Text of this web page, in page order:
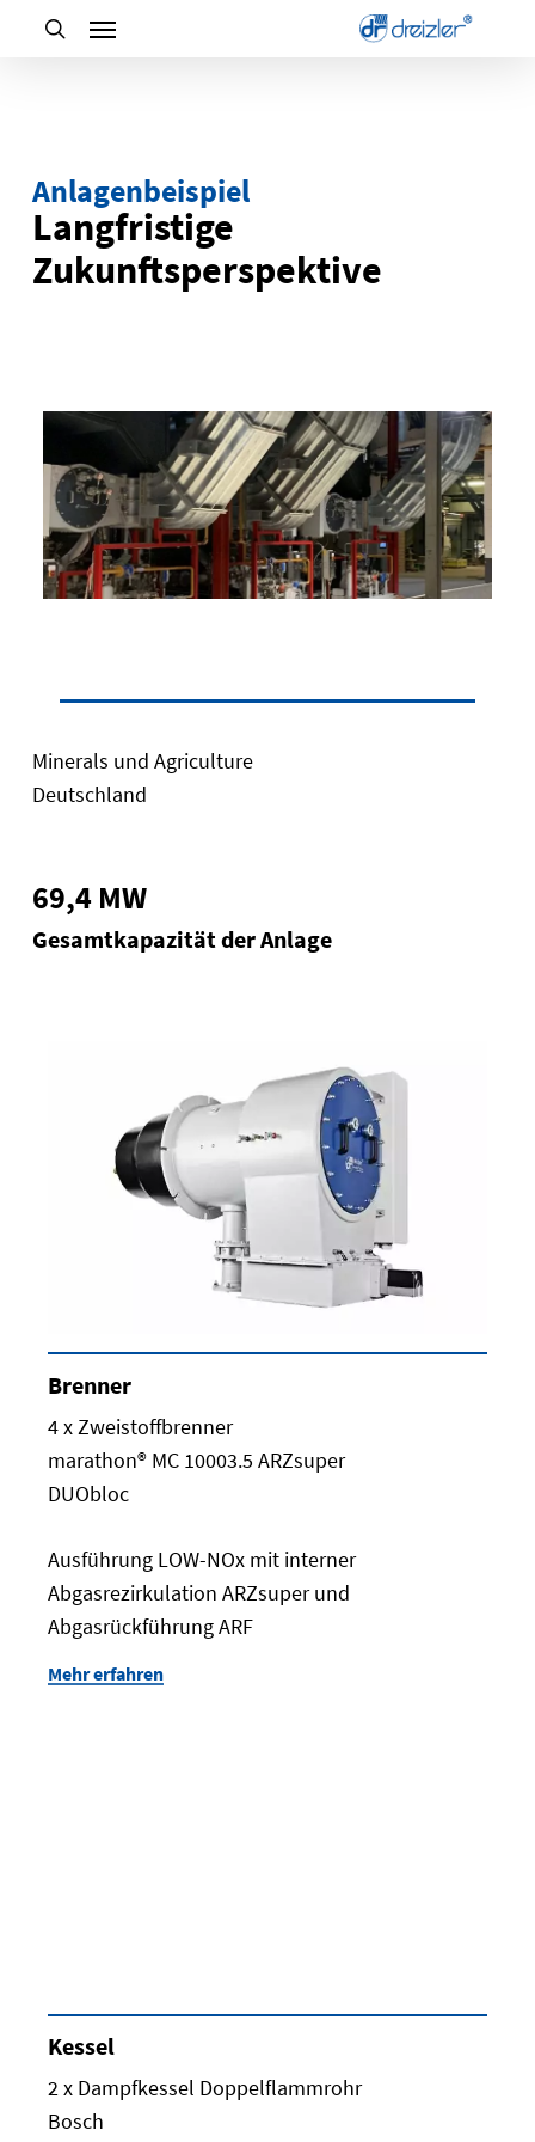
Anlagenbeispiel
Langfristige
Zukunftsperspektive
Minerals und Agriculture
Deutschland
69,4 MW
Gesamtkapazität der Anlage
Brenner
4 x Zweistoffbrenner
marathon® MC 10003.5 ARZsuper
DUObloc
Ausführung LOW-NOx mit interner
Abgasrezirkulation ARZsuper und
Abgasrückführung ARF
Mehr erfahren
Kessel
2 x Dampfkessel Doppelflammrohr
Bosch